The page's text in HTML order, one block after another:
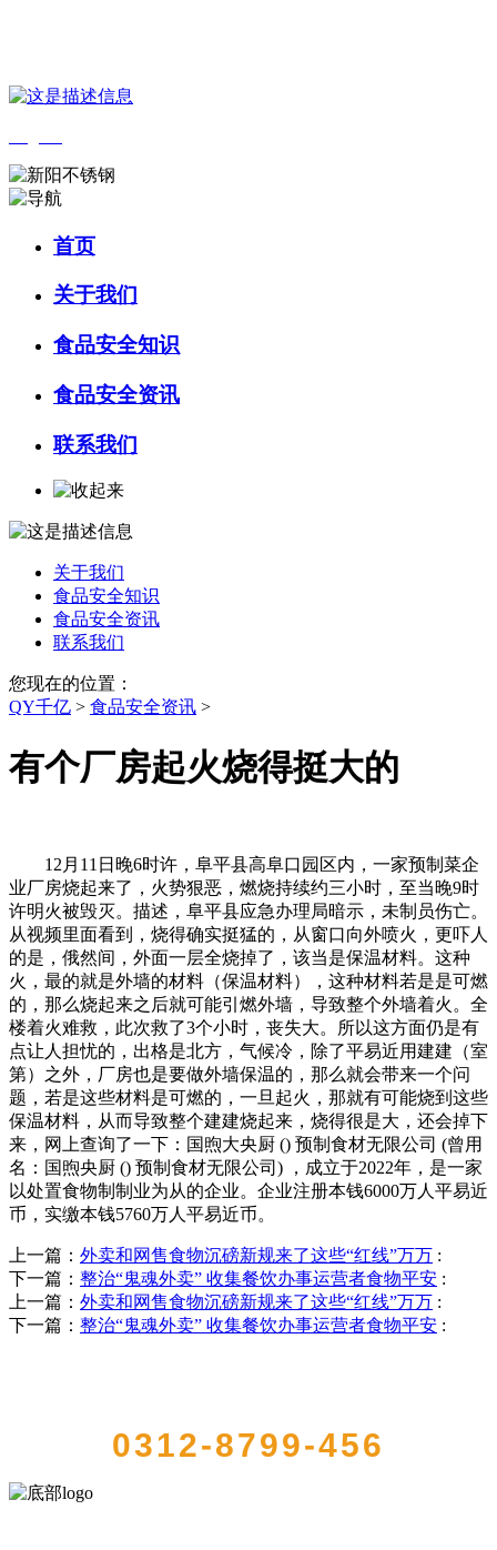
首页
关于我们
食品安全知识
食品安全资讯
联系我们
关于我们
食品安全知识
食品安全资讯
联系我们
您现在的位置：
QY千亿 > 食品安全资讯 >
有个厂房起火烧得挺大的
12月11日晚6时许，阜平县高阜口园区内，一家预制菜企
业厂房烧起来了，火势狠恶，燃烧持续约三小时，至当晚9时
许明火被毁灭。描述，阜平县应急办理局暗示，未制员伤亡。
从视频里面看到，烧得确实挺猛的，从窗口向外喷火，更吓人
的是，俄然间，外面一层全烧掉了，该当是保温材料。这种
火，最的就是外墙的材料（保温材料），这种材料若是是可燃
的，那么烧起来之后就可能引燃外墙，导致整个外墙着火。全
楼着火难救，此次救了3个小时，丧失大。所以这方面仍是有
点让人担忧的，出格是北方，气候冷，除了平易近用建建（室
第）之外，厂房也是要做外墙保温的，那么就会带来一个问
题，若是这些材料是可燃的，一旦起火，那就有可能烧到这些
保温材料，从而导致整个建建烧起来，烧得很是大，还会掉下
来，网上查询了一下：国煦大央厨 () 预制食材无限公司 (曾用
名：国煦央厨 () 预制食材无限公司) ，成立于2022年，是一家
以处置食物制制业为从的企业。企业注册本钱6000万人平易近
币，实缴本钱5760万人平易近币。
上一篇： 外卖和网售食物沉磅新规来了这些“红线”万万 :
下一篇： 整治“鬼魂外卖” 收集餐饮办事运营者食物平安 :
上一篇： 外卖和网售食物沉磅新规来了这些“红线”万万 :
下一篇： 整治“鬼魂外卖” 收集餐饮办事运营者食物平安 :
0312-8799-456